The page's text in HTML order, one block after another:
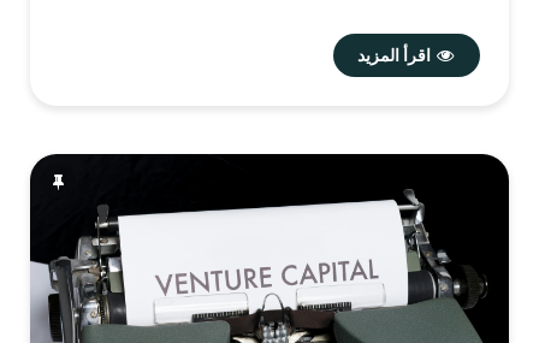
اقرأ المزيد